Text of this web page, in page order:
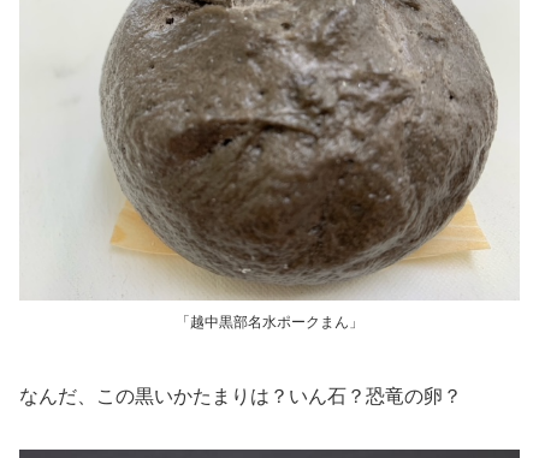
「越中黒部名水ポークまん」
なんだ、この黒いかたまりは？いん石？恐竜の卵？